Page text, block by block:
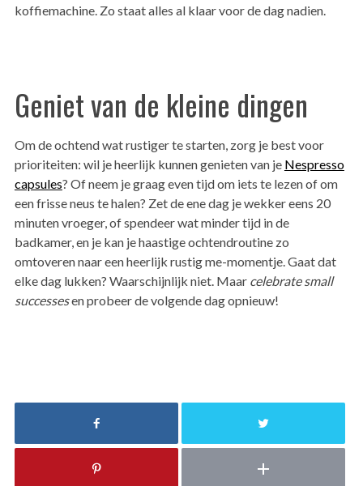
koffiemachine. Zo staat alles al klaar voor de dag nadien.
Geniet van de kleine dingen
Om de ochtend wat rustiger te starten, zorg je best voor
prioriteiten: wil je heerlijk kunnen genieten van je Nespresso
capsules? Of neem je graag even tijd om iets te lezen of om
een frisse neus te halen? Zet de ene dag je wekker eens 20
minuten vroeger, of spendeer wat minder tijd in de
badkamer, en je kan je haastige ochtendroutine zo
omtoveren naar een heerlijk rustig me-momentje. Gaat dat
elke dag lukken? Waarschijnlijk niet. Maar celebrate small
successesen probeer de volgende dag opnieuw!